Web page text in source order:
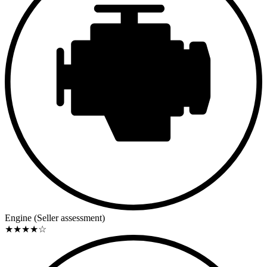
This Arnolt-Bristol Bolide serial number 3005 was the sixth built
example, the fifth serial number, setting aside serial number 3000,
which represents the prototype of the model. Little is known about
the car's history between 1955 and the early 1980s. A logical
assumption would be that the car was driven like most Bolides of
the time. Racing is exactly what the car did in the 1980s after being
purchased in 1981 by a gentleman named Chuck Weber. Thanks to
a blog post by Mr. Bill Watkins about his personal experiences with
various Arnolt-Bristol cars, it seems that 3005 was discovered in
1982 at the Monterey Historic Automobile Race with Chuck Weber
behind the wheel. Mr. Weber then sold the car in 1986 to Fantasy
Junction in Emeryville, CA, where it quickly found its new buyer—
Mr. Marvin Johnson. During his ownership, Mr. Johnson regularly
drove the car in SVRA and had it fully restored. The restoration, led
by Bristol specialist Steve Krinsky from St. Paul, MN, included, in
particular, a completely rebuilt engine, as well as an acid dip of the
chassis and body. Mr. Krinsky was then appointed to find a new
owner for the car, which officially happened in March 1992 when
the current seller acquired the vehicle. The previous owner bought
the car in 1992 and maintained it in dry and shiny copper condition
over the last 30 years. During his ownership, the car has remained
unchanged from its restored state. No race miles have been accrued,
only road miles—exactly 4,000. The car notably participated in the
Engine (Seller assessment)
★★★★☆